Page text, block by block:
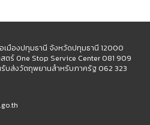
อเมืองปทุมธานี จังหวัดปทุมธานี 12000
ร์ One Stop Service Center 081 909
รับส่งวัตถุพยานสำหรับภาครัฐ 062 323